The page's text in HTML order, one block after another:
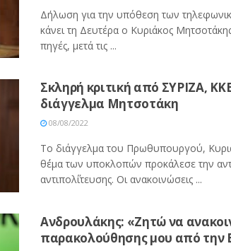
Δήλωση για την υπόθεση των
κάνει τη Δευτέρα ο Κυριάκος
πηγές, μετά τις ...
Σκληρή κριτική από ΣΥΡΙΖΑ,
διάγγελμα Μητσοτάκη
08/08/2022
To διάγγελμα του Πρωθυπουργού,
θ΄έμα των υποκλοπών προκάλεσε την
αντιπολ΄ίτευσης. Οι ανακοινώσεις ...
Ανδρουλάκης: «Ζητώ να
παρακολούθησης μου από την